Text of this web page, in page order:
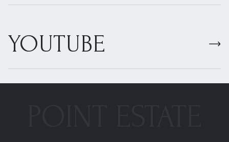
YOUTUBE